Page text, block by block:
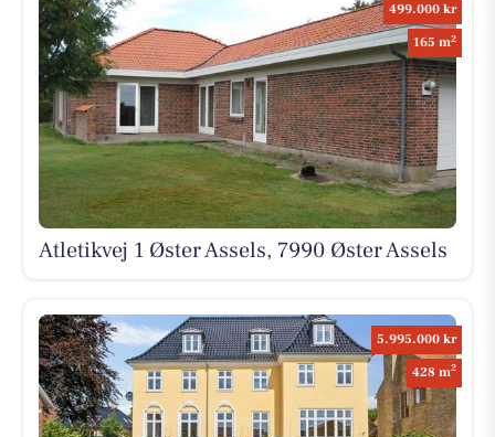
499.000 kr
165 m2
Atletikvej 1 Øster Assels, 7990 Øster Assels
5.995.000 kr
428 m2